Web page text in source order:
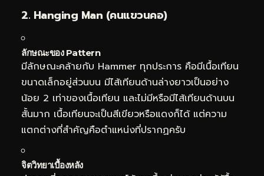
2. Hanging Man (คนแขวนคอ)
ลักษณะของ Pattern
มีลักษณะคล้ายกับ Hammer ทุกประการ คือมีเนื้อเทียน
ขนาดเล็กอยู่ส่วนบน มีไส้เทียนด้านล่างยาวเป็นอย่าง
น้อย 2 เท่าของเนื้อเทียน และไม่มีหรือมีไส้เทียนด้านบน
สั้นมาก เนื้อเทียนจะเป็นสีเขียวหรือแดงก็ได้ แต่ความ
แตกต่างที่สำคัญคือตำแหน่งที่ปรากฏครับ
จิตวิทยาเบื้องหลัง